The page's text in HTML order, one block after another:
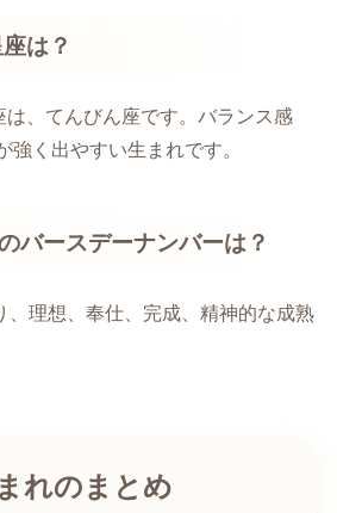
は？
、てんびん座です。バランス感
強く出やすい生まれです。
バースデーナンバーは？
、理想、奉仕、完成、精神的な成熟
れのまとめ